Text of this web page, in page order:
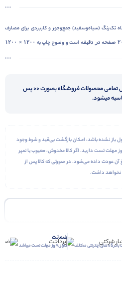
× 356 میلی‌متر
تک‌رنگ (سیاه‌وسفید) جمع‌وجور و کاربردی برای مصارف
۲۰ صفحه در دقیقه است و وضوح چاپ به ۱۲۰۰ × ۱۲۰۰
و پردازنده۴۰۰ مگاهرتز
می‌باشد. سینی ورودی آن
و از کارتریج تونرHP 110A
تمامی محصولات فروشگاه بصورت << پس
میشود.
باز نشده باشد، امکان بازگشت بی‌قید و شرط وجود
در صورت باز شدن بسته، شما ۷ روز مهلت تست دارید. اگر کالا مخدوش، معیوب یا تمپر
آن عودت داده می‌شود. در صورتی که کالا پس از
نخواهد داشت.
با درگاه های اینترنتی مختلف
ضمانت
دارای 7 روز مهلت تست میباشد